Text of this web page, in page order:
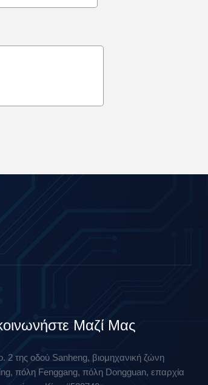
Μαζί Μας
2 της οδού Sanheng, βιομηχανική ζώνη
πόλη Fenggang, πόλη Dongguan, επαρχία